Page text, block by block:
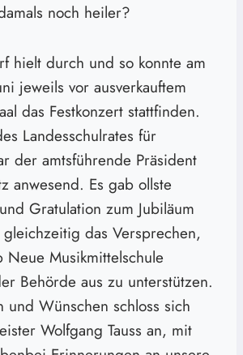
noch heiler?
hielt durch und so konnte am
jeweils vor ausverkauftem
das Festkonzert stattfinden.
Landesschulrates für
der amtsführende Präsident
anwesend. Es gab ollste
Gratulation zum Jubiläum
das Versprechen,
Neue Musikmittelschule
Behörde aus zu unterstützen.
und Wünschen schloss sich
Wolfgang Tauss an, mit